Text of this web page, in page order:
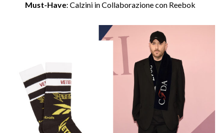
Must-Have: Calzini in Collaborazione con Reebok